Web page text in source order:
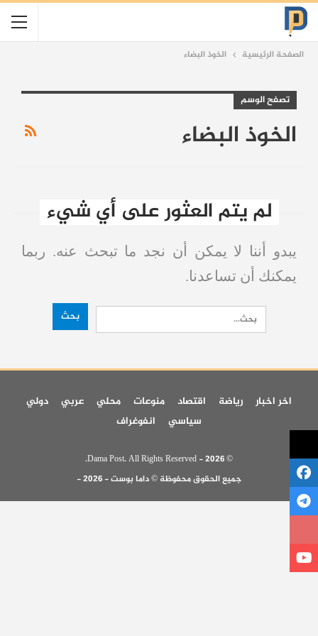
الصفحة الرئيسية الخوذ البضاء
تصفح الوسم
الخوذ البضاء
لم يتم العثور على أي شيء
يبدو أننا لا يمكن أن نجد ما تبحث عنه. ربما
يمكنك أن تساعدنا.
اخر اخبار رياضة اقتصاد منوعات محلي عربي
دولي
سياسي
انفوغراف
© 2026 - Dama Post. All Rights Reserved.
جميع الحقوق محفوظة © داما بوست - 2026 -